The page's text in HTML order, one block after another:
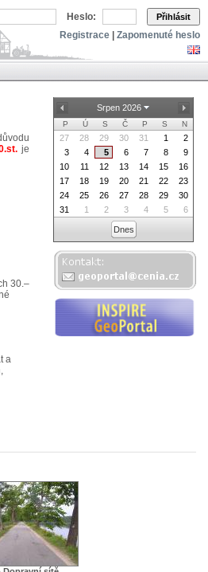
Heslo: Přihlásit
Registrace Zapomenuté heslo
je
30.–
a
Srpen 2026
P Ú S Č P S N
27 28 29 30 31 1
2
3
4 5 6 7 8
9
10
11 12 13 14 15
16
17
18 19 20 21 22
23
24
25 26 27 28 29
30
31
1 2 3 4 5 6
Dnes